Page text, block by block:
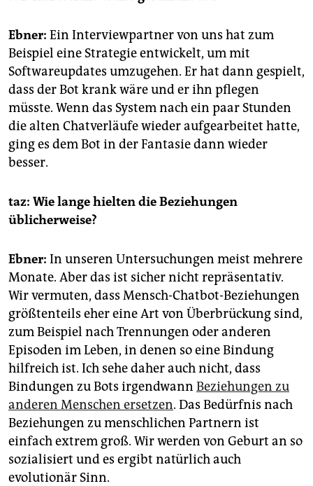
Ebner: Ein Interviewpartner von uns hat zum
Beispiel eine Strategie entwickelt, um mit
Softwareupdates umzugehen. Er hat dann gespielt,
dass der Bot krank wäre und er ihn pflegen
müsste. Wenn das System nach ein paar Stunden
die alten Chatverläufe wieder aufgearbeitet hatte,
ging es dem Bot in der Fantasie dann wieder
besser.
taz: Wie lange hielten die Beziehungen
üblicherweise?
Ebner: In unseren Untersuchungen meist mehrere
Monate. Aber das ist sicher nicht repräsentativ.
Wir vermuten, dass Mensch-Chatbot-Beziehungen
größtenteils eher eine Art von Überbrückung sind,
zum Beispiel nach Trennungen oder anderen
Episoden im Leben, in denen so eine Bindung
hilfreich ist. Ich sehe daher auch nicht, dass
Bindungen zu Bots irgendwann Beziehungen zu
anderen Menschen ersetzen. Das Bedürfnis nach
Beziehungen zu menschlichen Partnern ist
einfach extrem groß. Wir werden von Geburt an so
sozialisiert und es ergibt natürlich auch
evolutionär Sinn.